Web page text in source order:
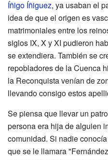
Íñigo Íñiguez, ya usaban el
idea de que el origen es
matrimoniales entre los
siglos IX, X y XI pudieron
se extendiera. También se
repobladores de la Cuenca
la Reconquista venían de
llevando consigo estos
Se piensa que llevar un
persona era hija de alguien
comunidad. Si nadie
que se le llamara